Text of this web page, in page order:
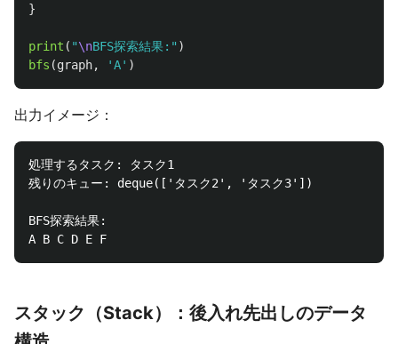
}
print ( "\nBFS探索結果: " )
bfs (graph, 'A' )
出力イメージ：
処理するタスク: タスク1
残りのキュー: deque(['タスク2', 'タスク3'])
BFS探索結果:
スタック（Stack）：後入れ先出しのデータ